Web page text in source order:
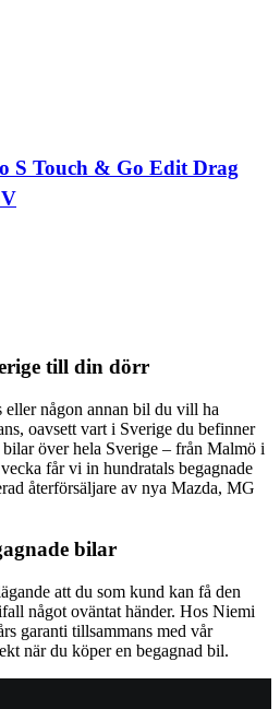
prisförslag direkt – Du behöver inte
4,7 snittbetyg på Trustpilot
S Touch & Go Edit Drag
till din dörr
någon annan bil du vill ha
oavsett vart i Sverige du befinner
över hela Sverige – från Malmö i
får vi in hundratals begagnade
återförsäljare av nya Mazda, MG
bilar
att du som kund kan få den
något oväntat händer. Hos Niemi
garanti tillsammans med vår
när du köper en begagnad bil.